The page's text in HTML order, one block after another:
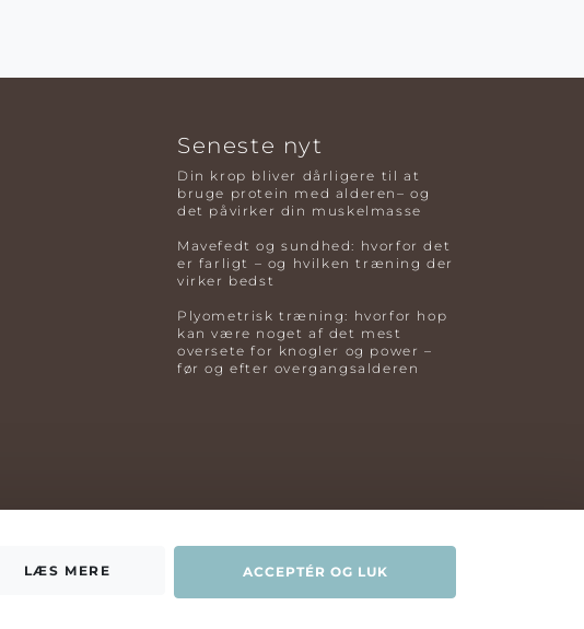
Seneste nyt
Din krop bliver dårligere til at
bruge protein med alderen– og
det påvirker din muskelmasse
Mavefedt og sundhed: hvorfor det
er farligt – og hvilken træning der
virker bedst
Plyometrisk træning: hvorfor hop
kan være noget af det mest
oversete for knogler og power –
før og efter overgangsalderen
LÆS MERE ACCEPTÉR OG LUK